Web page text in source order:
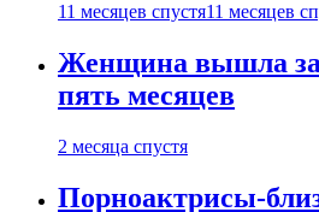
11 месяцев спустя11 месяцев
Женщина вышла
пять месяцев
2 месяца спустя
Порноактрисы-